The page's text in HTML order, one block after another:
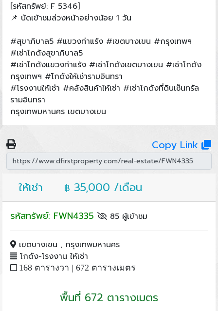
[รหัสทรัพย์: F 5346]
📌 นัดเข้าชมล่วงหน้าอย่างน้อย 1 วัน
#สุขาภิบาล5 #แขวงท่าแร้ง #เขตบางเขน #กรุงเทพฯ
#เช่าโกดังสุขาภิบาล5
#เช่าโกดังแขวงท่าแร้ง #เช่าโกดังเขตบางเขน #เช่าโกดัง
กรุงเทพฯ #โกดังให้เช่ารามอินทรา
#โรงงานให้เช่า #คลังสินค้าให้เช่า #เช่าโกดังที่ดินเซ็นทรัล
รามอินทรา
กรุงเทพมหานคร เขตบางเขน
Copy Link
ให้เช่า ฿ 35,000 /เดือน
รหัสทรัพย์: FWN4335 85 ผู้เข้าชม
เขตบางเขน , กรุงเทพมหานคร
โกดัง-โรงงาน ให้เช่า
168 ตารางวา | 672 ตารางเมตร
พื้นที่ 672 ตารางเมตร